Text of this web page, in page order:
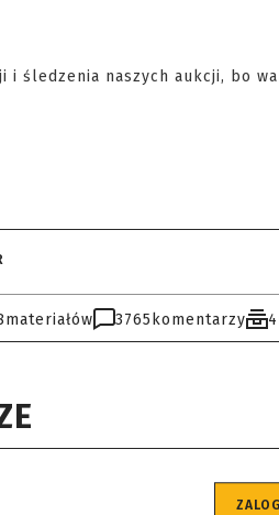
i śledzenia naszych aukcji, bo
materiałów 3765 komentarzy 4